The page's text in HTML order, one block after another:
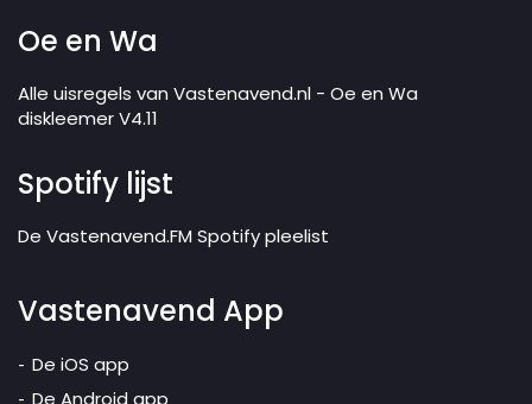
Oe en Wa
Alle uisregels van Vastenavend.nl - Oe en Wa
diskleemer V4.11
Spotify lijst
De Vastenavend.FM Spotify pleelist
Vastenavend App
De iOS app
De Android app